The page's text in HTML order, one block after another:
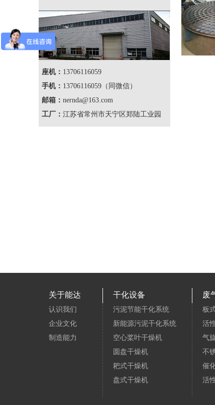
座机： 13706116059
手机： 13706116059（同微信）
邮箱： nernda@163.com
工厂： 江苏省常州市天宁区郑陆工业园
关于能达
认识我们
企业文化
制造能力
干化设备
污泥节能干化系统
新能源污泥干化系统
空心桨叶干燥机
圆盘干燥机
耙式干燥机
盘式干燥机
废
板
活
气
不
催
活